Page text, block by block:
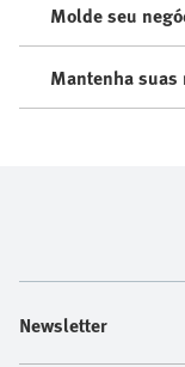
Molde seu
Mantenha
Newsletter